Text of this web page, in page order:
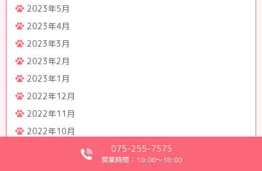
2023年5月
2023年4月
2023年3月
2023年2月
2023年1月
2022年12月
2022年11月
2022年10月
075-255-7575
営業時間：10:00～18:00